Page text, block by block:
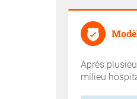
Après
milieu